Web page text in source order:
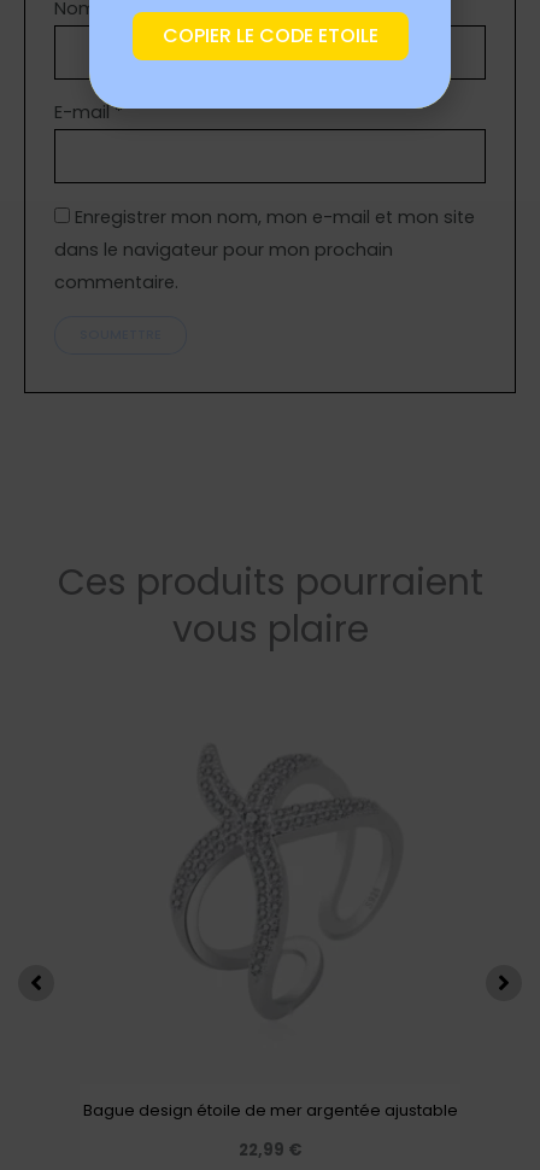
Nom
E-mail*
Enregistrer mon nom, mon e-mail et mon site
dans le navigateur pour mon prochain
commentaire.
Ces produits pourraient
vous plaire
Bague design étoile de mer argentée ajustable
22,99 €
COPIER LE CODE ETOILE